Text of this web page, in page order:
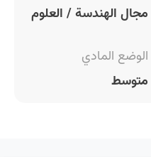
مجال الهندسة / العلوم
الوضع المادي
متوسط